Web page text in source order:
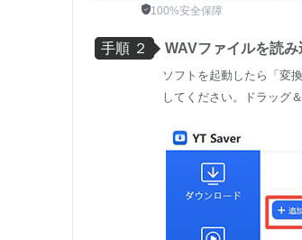
100%安全保障
手順 ２ WAVファイルを読み
ソフトを起動したら「変
してください。ドラッグ